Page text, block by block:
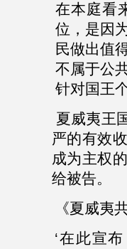
在本庭看
位，是因
民做出值
不属于公
针对国王
夏威夷王
严的有效
成为主权
给被告。
《夏威夷
‘在此宣